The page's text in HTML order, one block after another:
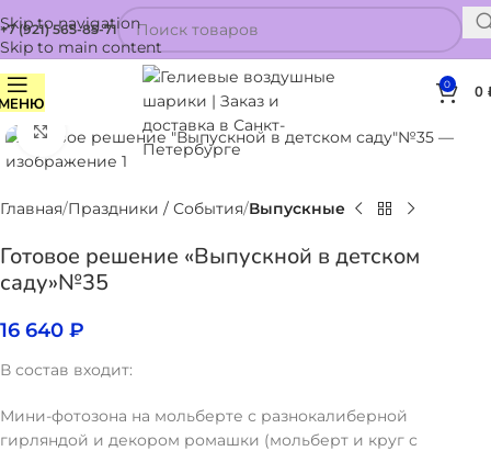
Skip to navigation
Skip to main content
+7 (921) 565-85-71
0 0
Нажмите, чтобы увеличить
Главная Праздники / События Выпускные
Готовое решение «Выпускной в детском
саду»№35
16 640 ₽
В состав входит:
Мини-фотозона на мольберте с разнокалиберной
гирляндой и декором ромашки (мольберт и круг с